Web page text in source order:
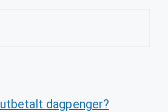
dagpenger?